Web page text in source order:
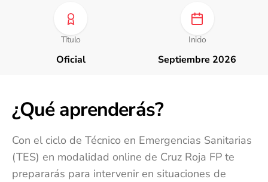
Título
Oficial
Inicio
Septiembre 2026
¿Qué aprenderás?
Con el ciclo de Técnico en Emergencias Sanitarias
(TES) en modalidad online de Cruz Roja FP te
prepararás para intervenir en situaciones de